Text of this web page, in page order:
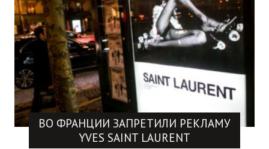
ВО ФРАНЦИИ ЗАПРЕТИЛИ РЕКЛАМУ
YVES SAINT LAURENT